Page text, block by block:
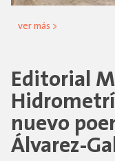
ver más >
Editorial
nuevo
Álvarez-